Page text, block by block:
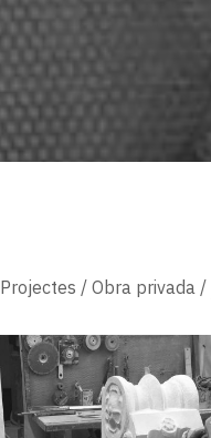
Projectes / Obra privada /